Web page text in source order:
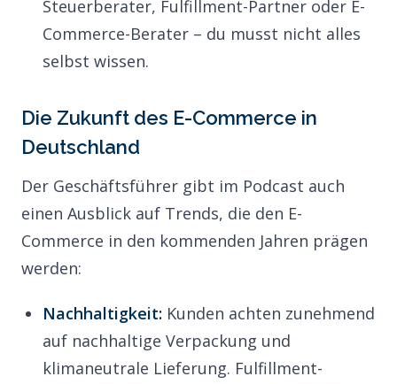
Steuerberater, Fulfillment-Partner oder E-
Commerce-Berater – du musst nicht alles
selbst wissen.
Die Zukunft des E-Commerce in
Deutschland
Der Geschäftsführer gibt im Podcast auch
einen Ausblick auf Trends, die den E-
Commerce in den kommenden Jahren prägen
werden:
Nachhaltigkeit: Kunden achten zunehmend
auf nachhaltige Verpackung und
klimaneutrale Lieferung. Fulfillment-